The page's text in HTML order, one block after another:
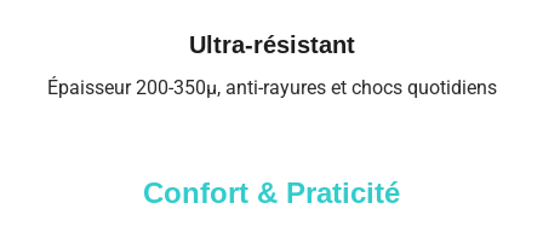
Ultra-résistant
Épaisseur 200-350µ, anti-rayures et chocs quotidiens
Confort & Praticité